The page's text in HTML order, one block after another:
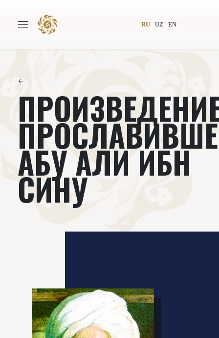
RU UZ EN
Всемирное общество
Издательство Новости
Проекты Подкасты
Книги Видеолекторий
←
АБУ АЛИ ИБН
СИНУ